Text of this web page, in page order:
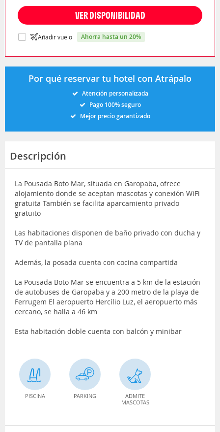
VER DISPONIBILIDAD
Añadir vuelo ahorra hasta un 20%
Por qué reservar tu hotel con Atrápalo
Atención personalizada
Pago 100% seguro
Mejor precio garantizado
Descripción
La Pousada Boto Mar, situada en Garopaba, ofrece
alojamiento donde se aceptan mascotas y conexión WiFi
gratuita También se facilita aparcamiento privado
gratuito
Las habitaciones disponen de baño privado con ducha y
TV de pantalla plana
Además, la posada cuenta con cocina compartida
La Pousada Boto Mar se encuentra a 5 km de la estación
de autobuses de Garopaba y a 200 metro de la playa de
Ferrugem El aeropuerto Hercílio Luz, el aeropuerto más
cercano, se halla a 46 km
Esta habitación doble cuenta con balcón y minibar
PISCINA PARKING
ADMITE
MASCOTAS